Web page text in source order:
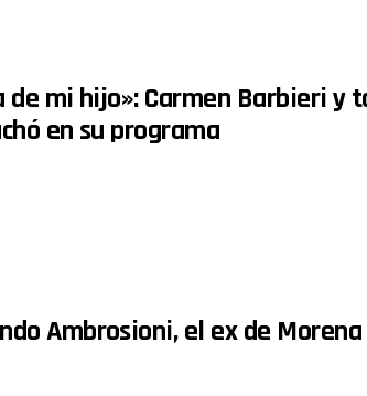
mi hijo»: Carmen Barbieri y
en su programa
Ambrosioni, el ex de